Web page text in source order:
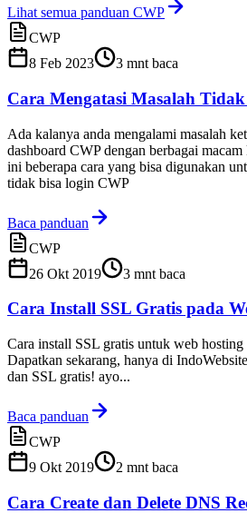
Lihat semua panduan CWP
CWP
8 Feb 2023
3 mnt baca
Cara Mengatasi Masalah
Ada kalanya anda mengalami masalah
dashboard CWP dengan berbagai
ini beberapa cara yang bisa digunakan
tidak bisa login CWP
Baca panduan
CWP
26 Okt 2019
3 mnt baca
Cara Install SSL Gratis pada
Cara install SSL gratis untuk web
Dapatkan sekarang, hanya di
dan SSL gratis! ayo...
Baca panduan
CWP
9 Okt 2019
2 mnt baca
Cara Create dan Delete DNS